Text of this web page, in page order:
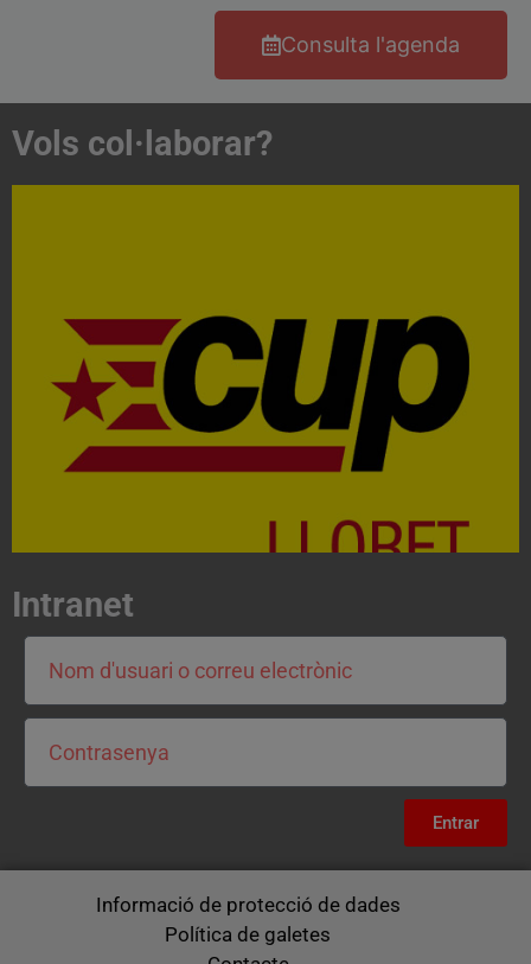
Consulta l'agenda
Vols col·laborar?
Contacta'ns i treballa per fer realitat el projecte de
l'esquerra independentista i anticapitalista
CONTACTA
Intranet
Entrar
Informació de protecció de dades
Política de galetes